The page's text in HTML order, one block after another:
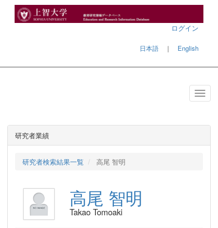
ログイン
日本語 ｜ English
研究者業績
研究者検索結果一覧 高尾 智明
高尾 智明
Takao Tomoaki